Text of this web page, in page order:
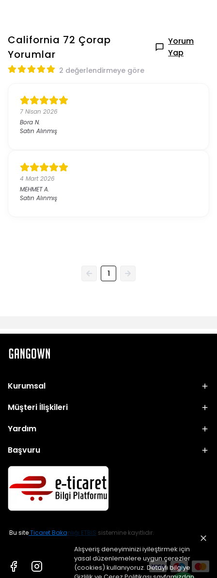
Alışveriş deneyiminizi iyileştirmek için
yasal düzenlemelere uygun çerezler
(cookies) kullanıyoruz. Detaylı bilgiye
California 72 Çorap
Yorumlar
Yorum
Yap
2 değerlendirmeye göre
7 Nisan 2026
Bora N.
Satın Alınmış
4 Mart 2026
MEHMET A.
Satın Alınmış
1
Kurumsal
Müşteri İlişkileri
Yardım
Başvuru
Bu siteTicaret Bakanlığı ETBİS sistemine kayıtlıdır.